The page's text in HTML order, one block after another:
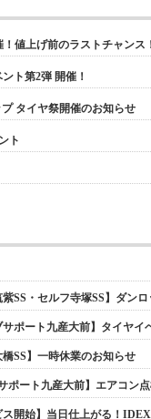
値上げ前のラストチャンス！
ト第2弾 開催！
プ タイヤ祭開催のお知らせ
ト
紫SS・セルフ寺塚SS】ダン
サポート九産大前】タイヤイ
橋SS】一時休業のお知らせ
ポート九産大前】エアコン
ス開始】当日仕上がる！